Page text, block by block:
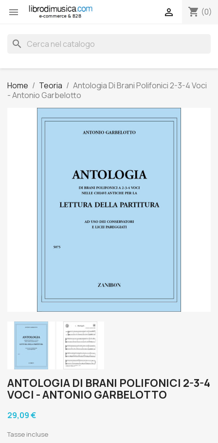
 shopping_cart (0)

search
Home Teoria
Antologia Di Brani Polifonici 2-3-4 Voci
- Antonio Garbelotto
ANTOLOGIA DI BRANI POLIFONICI 2-3-4
VOCI - ANTONIO GARBELOTTO
29,09 €
Tasse incluse